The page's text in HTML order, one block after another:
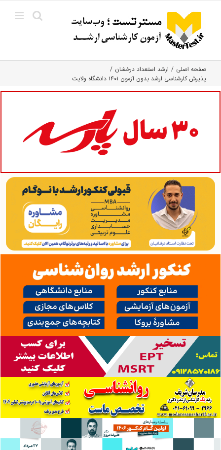
content
صفحه اصلی
ارشد استعداد درخشان
پذیرش کارشناسی ارشد بدون آزمون ۱۴۰۱ دانشگاه ولایت